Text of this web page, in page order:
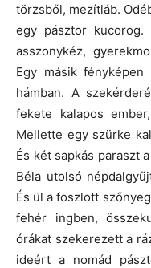
törzsből, mezítláb.
egy pásztor kucorog.
asszonykéz,
Egy másik
hámban. A
fekete kalapos
Mellette egy szürke
És két sapkás paraszt
Béla utolsó
És ül a foszlott
fehér ingben,
órákat szekerezett a
ideért a nomád